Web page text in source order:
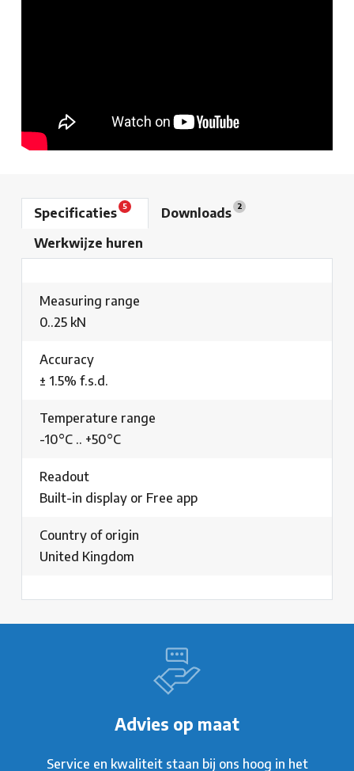
Specificaties 5 Downloads 2
Werkwijze huren
Measuring range
0..25 kN
Accuracy
± 1.5% f.s.d.
Temperature range
-10°C .. +50°C
Readout
Built-in display or Free app
Country of origin
United Kingdom
Advies op maat
Service en kwaliteit staan bij ons hoog in het